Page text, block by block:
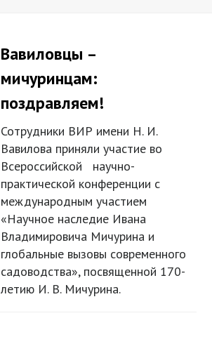
Вавиловцы –
мичуринцам:
поздравляем!
Сотрудники ВИР имени Н. И.
Вавилова приняли участие во
Всероссийской научно-
практической конференции с
международным участием
«Научное наследие Ивана
Владимировича Мичурина и
глобальные вызовы современного
садоводства», посвященной 170-
летию И. В. Мичурина.